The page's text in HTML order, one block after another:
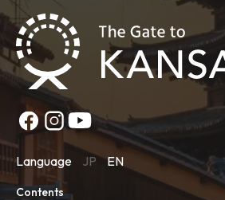
Language JP EN
Contents